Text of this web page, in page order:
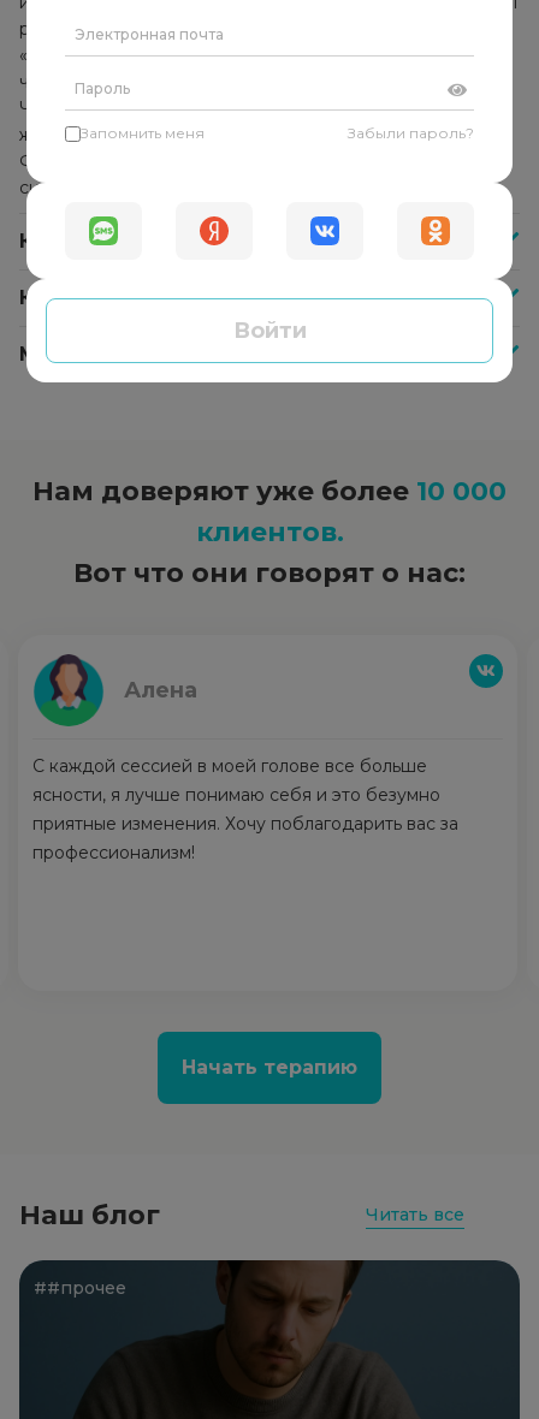
решить конкретную проблему. Он не указывает
«правильное» решение и не даёт советы, а помогает
человеку найти собственные ответы и решения.
Человек начинает прислушиваться к себе, своим
желаниям и находит в себе внутреннюю опору.
Формируется способность справляться с любыми
ситуациями самостоятельно.
Как часто нужно посещать психолога?
Как оплатить сессию со специалистом?
Меня не устроил психолог, что делать?
Нам доверяют уже более 10 000
клиентов.
Вот что они говорят о нас:
Алена
С каждой сессией в моей голове все больше
ясности, я лучше понимаю себя и это безумно
приятные изменения. Хочу поблагодарить вас за
профессионализм!
Начать терапию
Наш блог Читать все
##прочее
Запомнить меня Забыли пароль?
Войти